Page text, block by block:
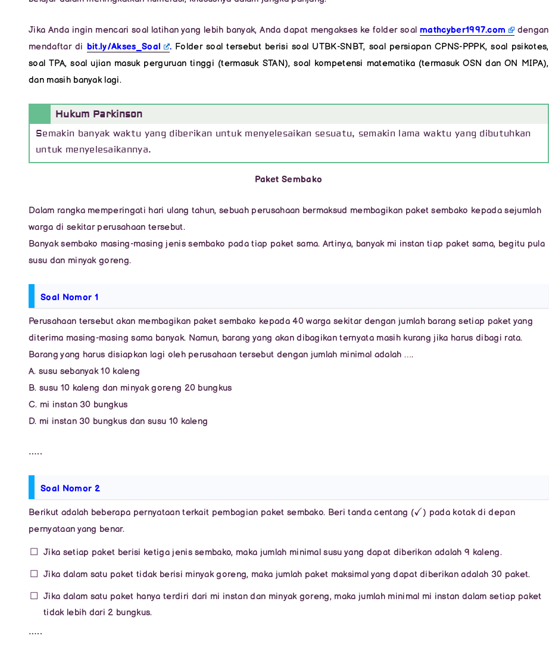
Jika Anda ingin mencari soal latihan yang lebih banyak, Anda dapat mengakses ke folder soalmathcyber1997.com
dengan
mendaftar di bit.ly/Akses_Soal . Folder soal tersebut berisi soal UTBK-SNBT, soal persiapan CPNS-PPPK, soal psikotes,
soal TPA, soal ujian masuk perguruan tinggi (termasuk STAN), soal kompetensi matematika (termasuk OSN dan ON MIPA),
dan masih banyak lagi.
Hukum Parkinson
Semakin banyak waktu yang diberikan untuk menyelesaikan sesuatu, semakin lama waktu yang dibutuhkan
untuk menyelesaikannya.
Paket Sembako
Dalam rangka memperingati hari ulang tahun, sebuah perusahaan bermaksud membagikan paket sembako kepada sejumlah
warga di sekitar perusahaan tersebut.
Banyak sembako masing-masing jenis sembako pada tiap paket sama. Artinya, banyak mi instan tiap paket sama, begitu pula
susu dan minyak goreng.
Soal Nomor 1
Perusahaan tersebut akan membagikan paket sembako kepada 40 warga sekitar dengan jumlah barang setiap paket yang
diterima masing-masing sama banyak. Namun, barang yang akan dibagikan ternyata masih kurang jika harus dibagi rata.
Barang yang harus disiapkan lagi oleh perusahaan tersebut dengan jumlah minimal adalah ….
A. susu sebanyak 10 kaleng
B. susu 10 kaleng dan minyak goreng 20 bungkus
C. mi instan 30 bungkus
D. mi instan 30 bungkus dan susu 10 kaleng
…..
Soal Nomor 2
Berikut adalah beberapa pernyataan terkait pembagian paket sembako. Beri tanda centang (
✓
) pada kotak di depan
pernyataan yang benar.
Jika setiap paket berisi ketiga jenis sembako, maka jumlah minimal susu yang dapat diberikan adalah 9 kaleng.
Jika dalam satu paket tidak berisi minyak goreng, maka jumlah paket maksimal yang dapat diberikan adalah 30 paket.
Jika dalam satu paket hanya terdiri dari mi instan dan minyak goreng, maka jumlah minimal mi instan dalam setiap paket
tidak lebih dari 2 bungkus.
…..